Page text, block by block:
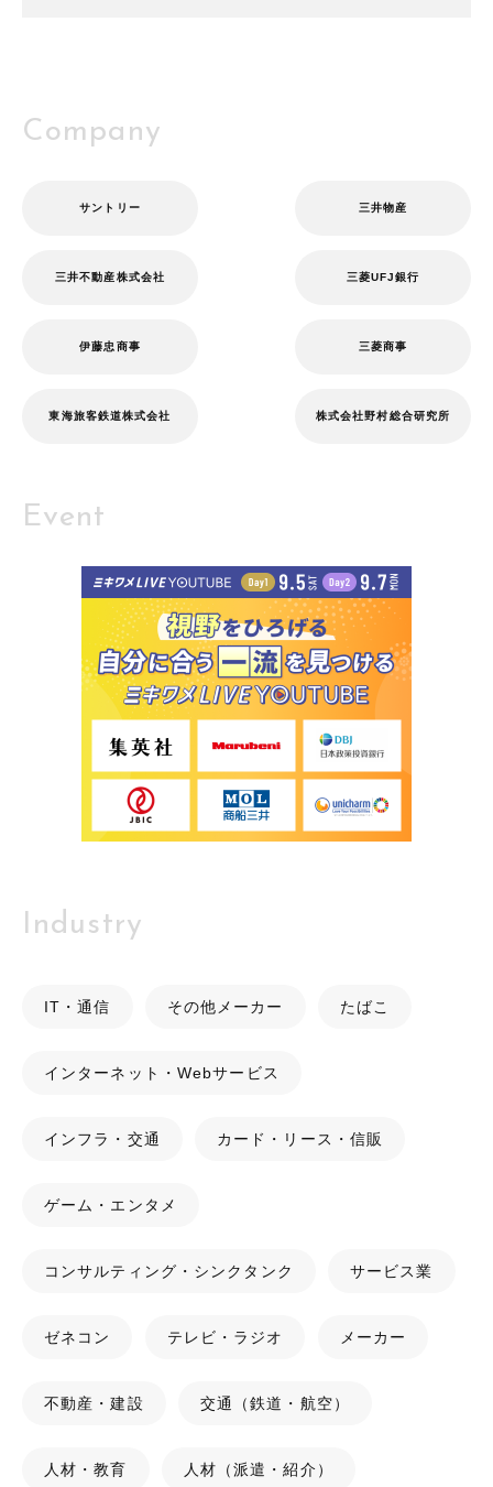
Company
サントリー 三井物産
三井不動産株式会社 三菱UFJ銀行
伊藤忠商事 三菱商事
東海旅客鉄道株式会社 株式会社野村総合研究所
Event
Industry
IT・通信 その他メーカー たばこ
インターネット・Webサービス
インフラ・交通 カード・リース・信販
ゲーム・エンタメ
コンサルティング・シンクタンク サービス業
ゼネコン テレビ・ラジオ メーカー
不動産・建設 交通（鉄道・航空）
人材・教育 人材（派遣・紹介）